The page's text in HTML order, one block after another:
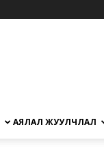
АЯЛАЛ ЖУУЛЧЛАЛ